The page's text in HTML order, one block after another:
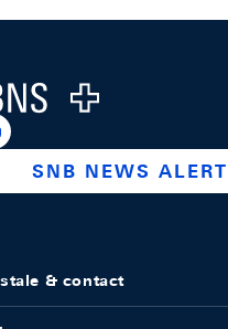
snb_bns
ch.linkedin.com/
https://www.youtube.com/
SNB NEWS ALERT
& contact